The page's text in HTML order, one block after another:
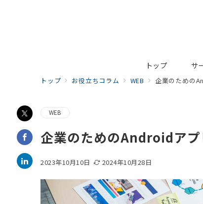
トップ サ
トップ お役立ちコラム WEB 企業のための
WEB
企業のためのAndroidア
2023年10月10日 2024年10月28日